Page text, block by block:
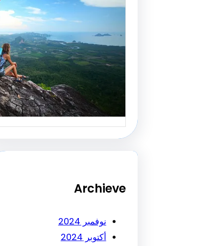
سياحة: أفضل الطرق
لجذب الزبائن وتحقيق
النجاح
رقم شركة سياحة هو عامل
أساسي لجذب الزبائن وتحقيق
النجاح…
Archieve
نوفمبر 2024
أكتوبر 2024